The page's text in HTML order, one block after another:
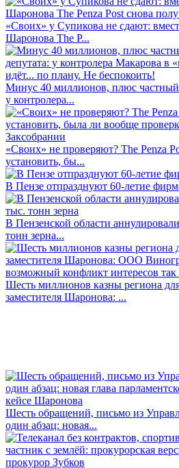
«Своих» у Супикова не сдают:
Шаронова The P...
Минус 40 миллионов, плюс частный
у контролера...
«Своих» не проверяют? The Penza
установить, бы...
В Пензе отпразднуют 60-летие
В Пензенской области
тонн зерна...
Шесть миллионов казны региона
заместителя Шаронова: ...
Шесть обращений, письмо из
один абзац: новая...